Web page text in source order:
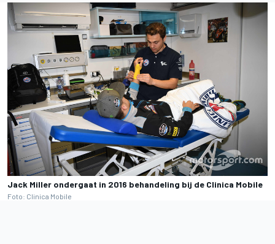
Jack Miller ondergaat in 2016 behandeling bij de Clinica Mobile
Foto: Clinica Mobile